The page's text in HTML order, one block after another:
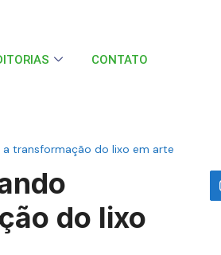
CONTATO
a transformação do lixo em arte
do lixo